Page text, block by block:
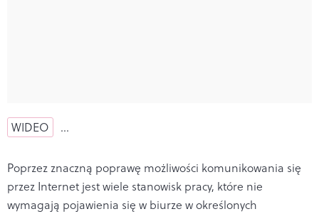
WIDEO …
Poprzez znaczną poprawę możliwości komunikowania się
przez Internet jest wiele stanowisk pracy, które nie
wymagają pojawienia się w biurze w określonych